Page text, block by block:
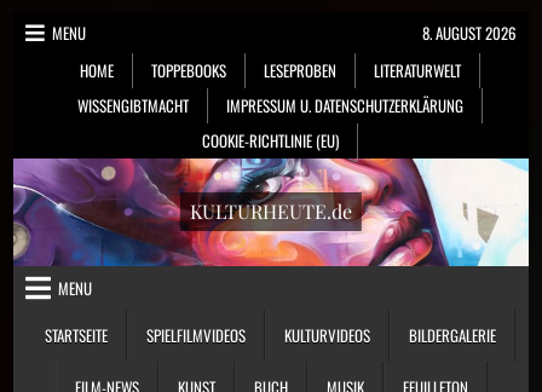
Skip
MENU
HOME
TOPPEBOOKS LESEPROBEN
LITERATURWELT
WISSENGIBTMACHT
IMPRESSUM U. DATENSCHUTZERKLÄRUNG
COOKIE-RICHTLINIE (EU)
8. AUGUST 2026
KULTURHEUTE.de
MENU
STARTSEITE
SPIELFILMVIDEOS KULTURVIDEOS BILDERGALERIE
FILM-NEWS KUNST BUCH MUSIK FEUILLETON